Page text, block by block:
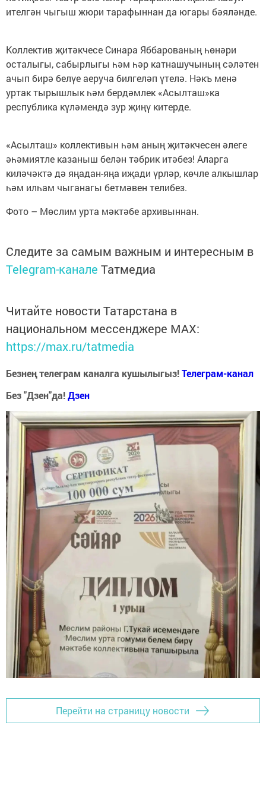
ителгән чыгыш жюри тарафыннан да югары бәяләнде.
Коллектив җитәкчесе Синара Яббарованың һөнәри
осталыгы, сабырлыгы һәм һәр катнашучының сәләтен
ачып бирә белүе аеруча билгеләп үтелә. Нәкъ менә
уртак тырышлык һәм бердәмлек «Асылташ»ка
республика күләмендә зур җиңү китерде.
«Асылташ» коллективын һәм аның җитәкчесен әлеге
әһәмиятле казаныш белән тәбрик итәбез! Аларга
киләчәктә дә яңадан-яңа иҗади үрләр, көчле алкышлар
һәм илһам чыганагы бетмәвен телибез.
Фото – Мөслим урта мәктәбе архивыннан.
Следите за самым важным и интересным в
Telegram-канале Татмедиа
Читайте новости Татарстана в
национальном мессенджере MАХ:
https://max.ru/tatmedia
Безнең телеграм каналга кушылыгыз!Телеграм-канал
Без "Дзен"да!Дзен
Перейти на страницу новости